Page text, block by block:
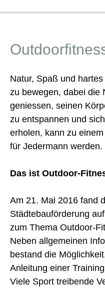
Natur, Spaß und
zu bewegen, dabei die
geniessen, seinen
zu entspannen und
erholen, kann zu
für Jedermann werden.
Das ist Outdoor-
Am 21. Mai 2016 fand
Städtebauförderung
zum Thema Outdoor-
Neben allgemeinen
bestand die
Anleitung einer
Viele Sport treibende